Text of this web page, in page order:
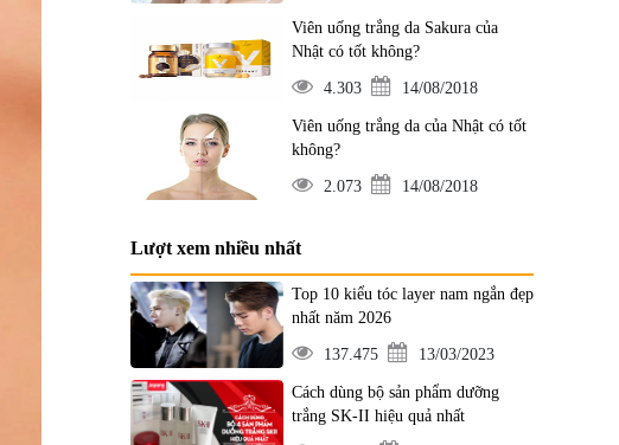
Viên uống trắng da Sakura của
Nhật có tốt không?
4.303 14/08/2018
Viên uống trắng da của Nhật có tốt
không?
2.073 14/08/2018
Lượt xem nhiều nhất
Top 10 kiểu tóc layer nam ngắn đẹp
nhất năm 2026
137.475 13/03/2023
Cách dùng bộ sản phẩm dưỡng
trắng SK-II hiệu quả nhất